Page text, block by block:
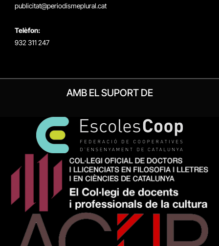
publicitat@periodismeplural.cat
Telèfon:
932 311 247
AMB EL SUPORT DE